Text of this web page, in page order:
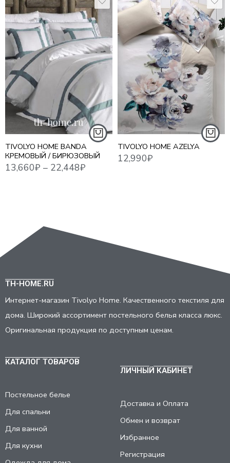
TIVOLYO HOME BANDA
КРЕМОВЫЙ / БИРЮЗОВЫЙ
13,660 –22,448 ₽
1,5 СПАЛЬНЫЙ
ЕВРО СТАНДАРТ
ЕВРО MAXI
СЕМЕЙНЫЙ
TIVOLYO HOME AZELYA
12,990
TH-HOME.RU
Интернет-магазин Tivolyo Home. Качественного текстиля для
дома. Широкий ассортимент постельного белья класса люкс.
Оригинальная продукция по доступным ценам.
КАТАЛОГ ТОВАРОВ
Постельное белье
Для спальни
Для ванной
Для кухни
ЛИЧНЫЙ КАБИНЕТ
Доставка и Оплата
Обмен и возврат
Избранное
Регистрация